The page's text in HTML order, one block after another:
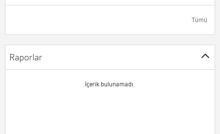
Tümü
Raporlar
İçerik bulunamadı.